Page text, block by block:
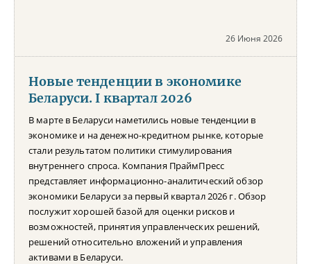
26 Июня 2026
Новые тенденции в экономике
Беларуси. I квартал 2026
В марте в Беларуси наметились новые тенденции в
экономике и на денежно-кредитном рынке, которые
стали результатом политики стимулирования
внутреннего спроса. Компания ПраймПресс
представляет информационно-аналитический обзор
экономики Беларуси за первый квартал 2026 г. Обзор
послужит хорошей базой для оценки рисков и
возможностей, принятия управленческих решений,
решений относительно вложений и управления
активами в Беларуси.